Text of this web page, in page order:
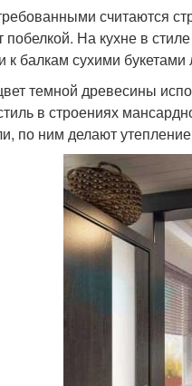
считаются
На кухне в
балкам сухими
темной древесины
в строениях
по ним делают